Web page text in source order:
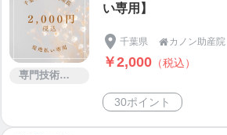
専門技術サービス
い専用】
千葉県 カノン助産院
￥2,000 （税込）
30ポイント